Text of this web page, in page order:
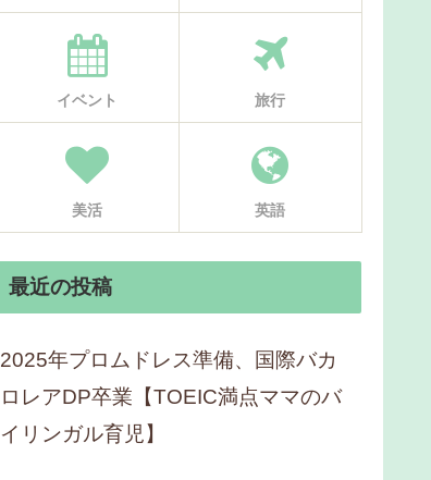
イベント 旅行
美活 英語
最近の投稿
2025年プロムドレス準備、国際バカ
ロレアDP卒業【TOEIC満点ママのバ
イリンガル育児】